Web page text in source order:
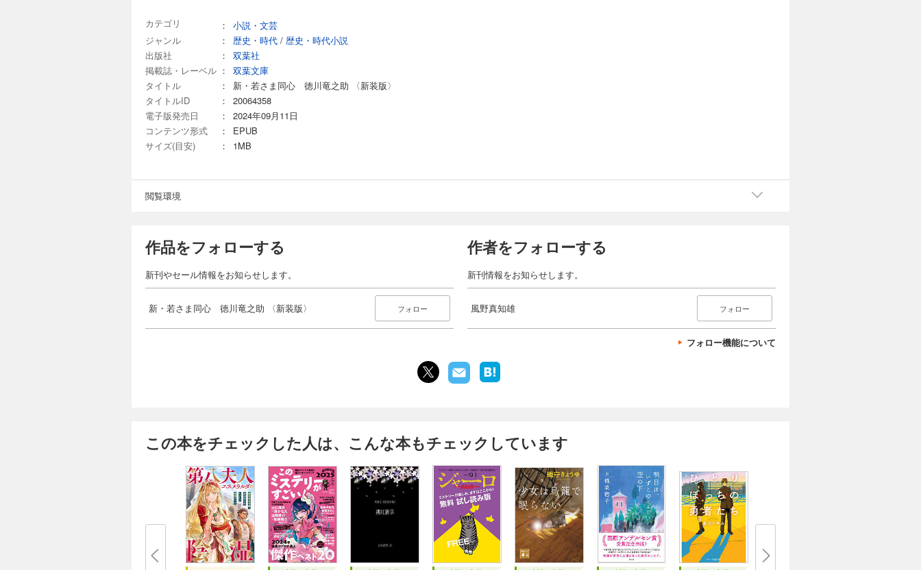
カテゴリ ：
小説・文芸
ジャンル
： 歴史・時代 / 歴史・時代小説
出版社
：
双葉社
掲載誌・レーベル ：
双葉文庫
タイトル
：
新・若さま同心 徳川竜之助 〈新装版〉
タイトルID
：
20064358
電子版発売日
：
2024年09月11日
コンテンツ形式
：
EPUB
サイズ(目安)
： 1MB
閲覧環境
作品をフォローする
新刊やセール情報をお知らせします。
新・若さま同心 徳川竜之助 〈新装版〉 フォロー
作者をフォローする
新刊情報をお知らせします。
風野真知雄 フォロー
フォロー機能について
この本をチェックした人は、こんな本もチェックしています